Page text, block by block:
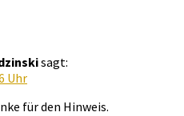
sagt:
Uhr
für den Hinweis.